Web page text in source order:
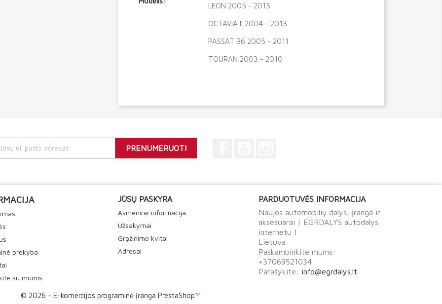
LEON 2005 - 2013
OCTAVIA II 2004 - 2013
PASSAT B6 2005 - 2011
TOURAN 2003 - 2010
prekyba
su mumis
JŪSŲ PASKYRA
Asmeninė informacija
Užsakymai
Grąžinimo kvitai
Adresai
PARDUOTUVĖS INFORMACIJA
Naujos automobilių dalys, įranga ir
aksesuarai | EGRDALYS autodalys
internetu |
Lietuva
Paskambinkite mums:
+37069521034
Parašykite: info@egrdalys.lt
© 2026 - E-komercijos programinė įranga PrestaShop™